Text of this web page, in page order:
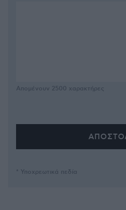
Απομένουν 2500 χαρακτήρες
* Υποχρεωτικά πεδία